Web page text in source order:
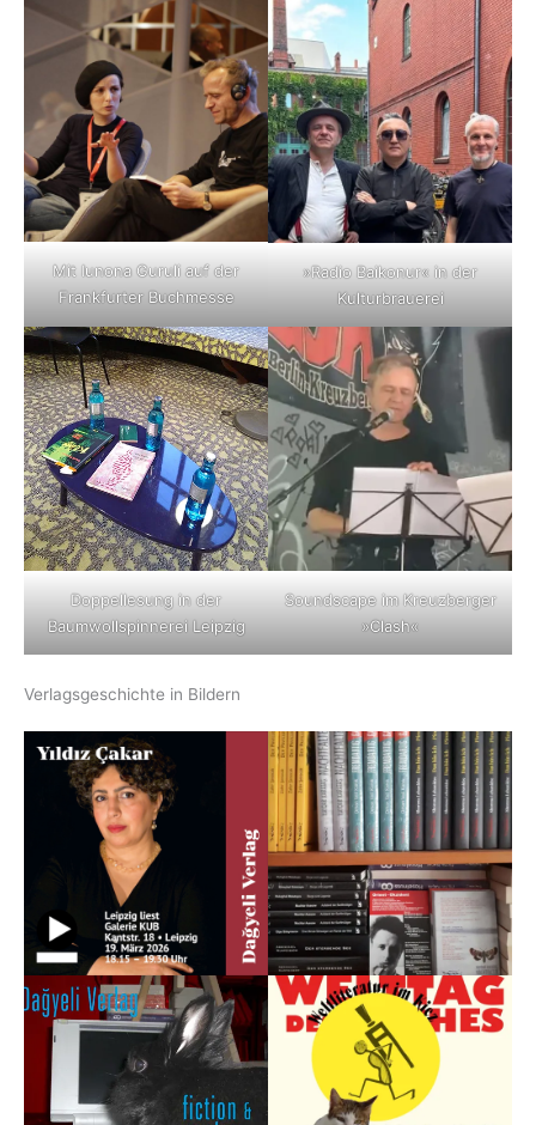
Mit Iunona Guruli auf der
Frankfurter Buchmesse
»Radio Baikonur« in der
Kulturbrauerei
Doppellesung in der
Baumwollspinnerei Leipzig
Soundscape im Kreuzberger
»Clash«
Verlagsgeschichte in Bildern